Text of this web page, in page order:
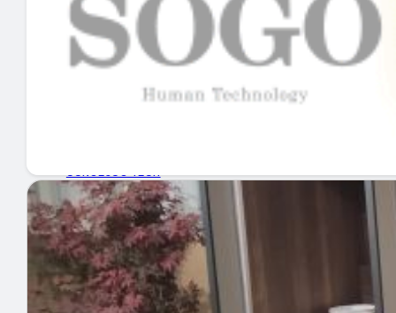
INICIO
EMPRESAS
GUÍA DE COMPRA
MERCADOS Y TENDENCIAS
EVENTOS
HEMEROTECA